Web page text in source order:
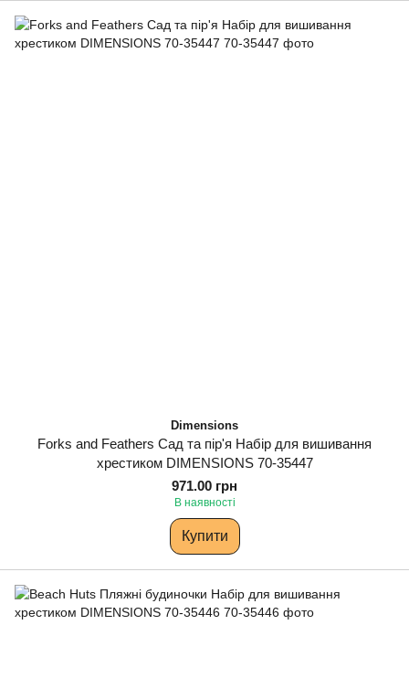
Dimensions
Forks and Feathers Сад та пір'я Набір для вишивання
хрестиком DIMENSIONS 70-35447
971.00 грн
В наявності
Купити